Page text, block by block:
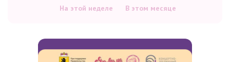
На этой неделе В этом месяце